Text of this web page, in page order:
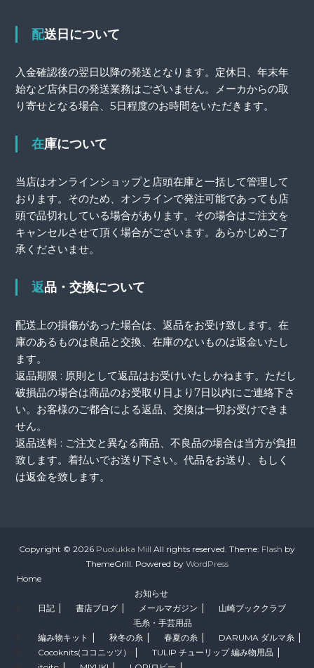
配送日について
入金確認後の翌日以降の発送となります。定休日、年末年
始など店休日の発送業務はございません。メーカからの取
り寄せとなる場合、5日程度のお時間をいただきます。
在庫について
当店はオンラインショップと店頭在庫と一括して管理して
おります。そのため、オンラインで発注可能であっても店
頭で品切れしている場合があります。その場合はご注文を
キャンセルさせて頂く場合がございます。あらかじめご了
承くださいませ。
返品・交換について
配送上の損傷があった場合は、返品をお受け致します。在
庫のあるものは良品と交換、在庫のないものは返金いたし
ます。
返品期限 : 原則として返品はお受けいたしかねます。ただし
破損品の場合は商品のお受取り日より7日以内にご連絡下さ
い。お客様のご都合による返品、交換は一切お受けできま
せん。
返品送料 : ご注文と異なる商品、不良品の場合は当方が負担
致します。着払いでお送り下さい。代品をお送り、もしく
は返金を致します。
Copyright © 2026 Puolukka Mill All rights reserved. Theme: Flash by
ThemeGrill. Powered by WordPress
Home
お知らせ
日記
書店ブログ メールマガジン
山崎ブッククラブ
毛糸・手芸用品
編み物キット
秋冬の糸 春夏の糸
DARUMA ダルマ糸
Cocoknits(ココニッツ）
TULIP チューリップ 編み物用品